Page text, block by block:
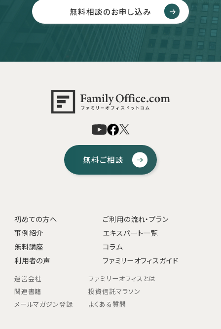
無料相談のお申し込み
無料ご相談
初めての方へ
ご利用の流れ・プラン
事例紹介
エキスパート一覧
無料講座
コラム
利用者の声
ファミリーオフィスガイド
運営会社
ファミリーオフィスとは
関連書籍
投資信託マラソン
メールマガジン登録
よくある質問